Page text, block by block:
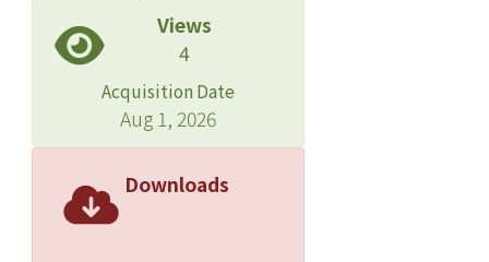
Views
4
Acquisition Date
Aug 1, 2026
Downloads